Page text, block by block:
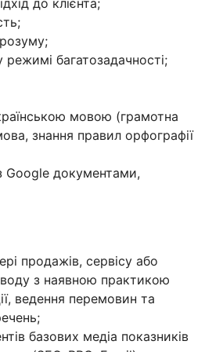
до клієнта;
багатозадачності;
мовою (грамотна
знання правил орфографії
Google документами,
продажів, сервісу або
з наявною практикою
ведення перемовин та
базових медіа показників